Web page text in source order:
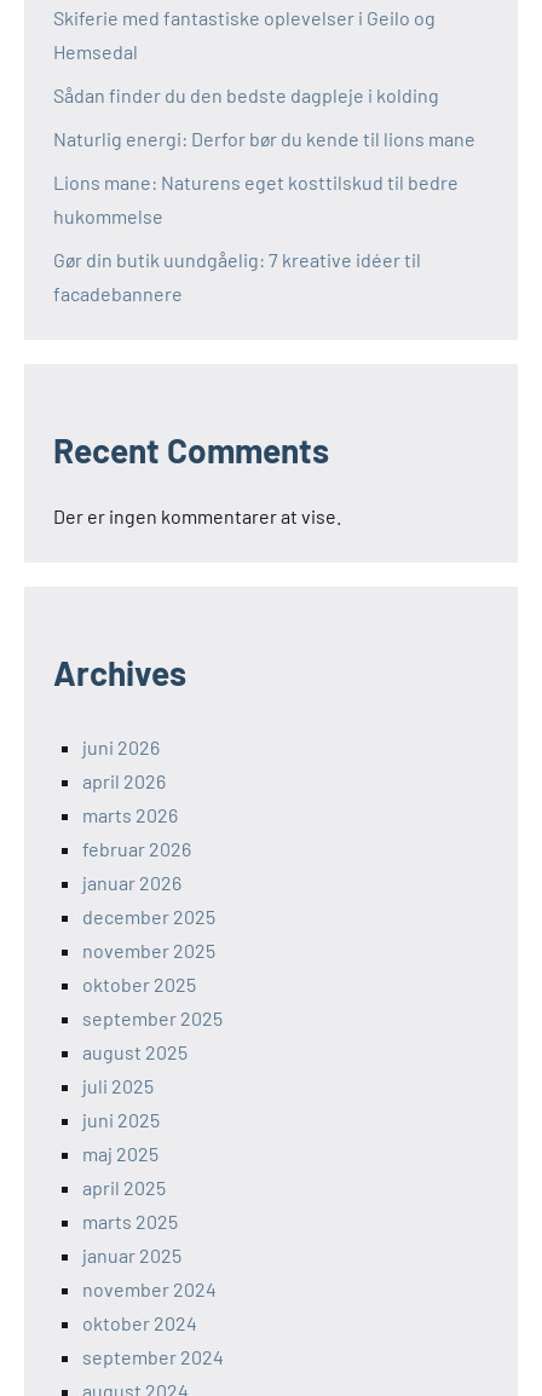
Skiferie med fantastiske oplevelser i Geilo og
Hemsedal
Sådan finder du den bedste dagpleje i kolding
Naturlig energi: Derfor bør du kende til lions mane
Lions mane: Naturens eget kosttilskud til bedre
hukommelse
Gør din butik uundgåelig: 7 kreative idéer til
facadebannere
Recent Comments
Der er ingen kommentarer at vise.
Archives
juni 2026
april 2026
marts 2026
februar 2026
januar 2026
december 2025
november 2025
oktober 2025
september 2025
august 2025
juli 2025
juni 2025
maj 2025
april 2025
marts 2025
januar 2025
november 2024
oktober 2024
september 2024
august 2024